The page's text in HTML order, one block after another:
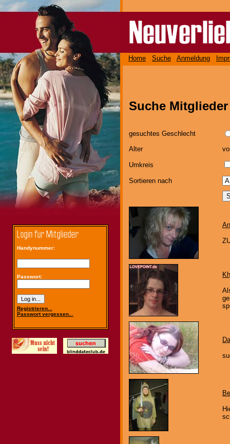
Handynummer:
Passwort:
Registrieren...
Passwort vergessen...
Home Suche Anmeldung
Suche
gesuchtes Geschlecht
Alter
Umkreis
Sortieren nach